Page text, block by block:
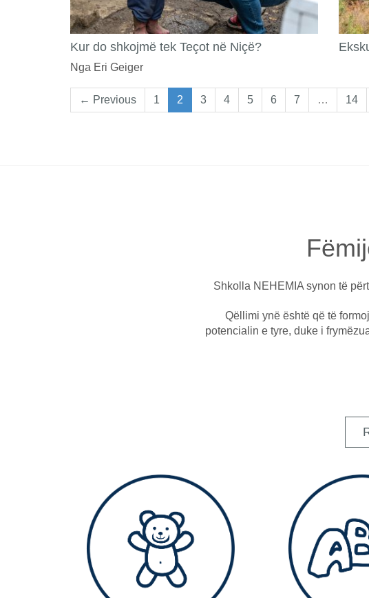
Kur do shkojmë tek Teçot në Niçë?
Nga Eri Geiger
← Previous 1 2 3 4 5 6 7 … 14
Shkolla NEHEMIA synon të
Qëllimi ynë është që të
potencialin e tyre, duke i